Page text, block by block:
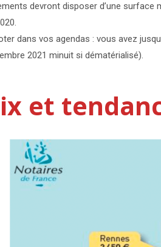
devront disposer d’une surface
dans vos agendas : vous avez
2021 minuit si dématérialisé).
et